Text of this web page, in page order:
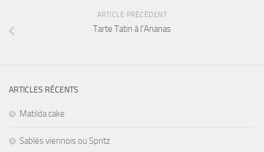
ARTICLE PRÉCÉDENT
Tarte Tatin à l’Ananas
ARTICLES RÉCENTS
Matilda cake
Sablés viennois ou Spritz